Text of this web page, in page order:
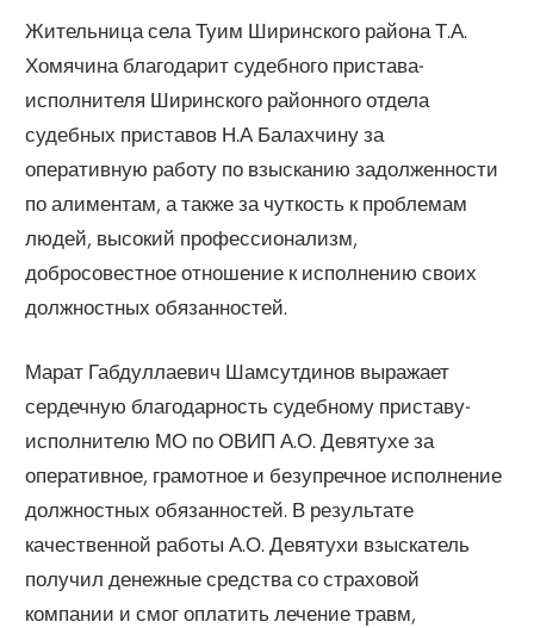
Жительница села Туим Ширинского района Т.А.
Хомячина благодарит судебного пристава-
исполнителя Ширинского районного отдела
судебных приставов Н.А Балахчину за
оперативную работу по взысканию задолженности
по алиментам, а также за чуткость к проблемам
людей, высокий профессионализм,
добросовестное отношение к исполнению своих
должностных обязанностей.
Марат Габдуллаевич Шамсутдинов выражает
сердечную благодарность судебному приставу-
исполнителю МО по ОВИП А.О. Девятухе за
оперативное, грамотное и безупречное исполнение
должностных обязанностей. В результате
качественной работы А.О. Девятухи взыскатель
получил денежные средства со страховой
компании и смог оплатить лечение травм,